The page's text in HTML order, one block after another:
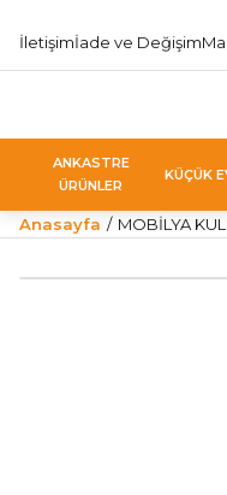
İletişimİade ve Değişim
ANKASTRE
ÜRÜNLER
KÜÇÜK
Anasayfa MOBİLYA